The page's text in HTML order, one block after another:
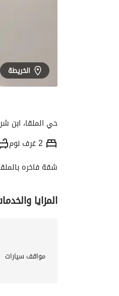
الخريطة
حي الملقا، ابن
2 غرف نوم
شقة فاخره بالملقا -
المزايا
مواقف سيارات